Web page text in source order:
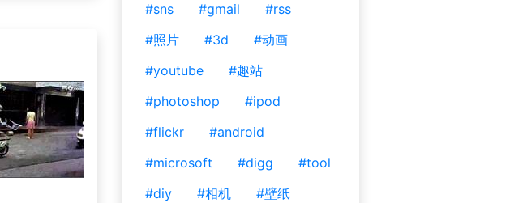
#sns
#gmail
#rss
#照片
#3d
#动画
#youtube
#趣站
#photoshop
#ipod
#flickr
#android
#microsoft
#digg
#tool
#diy
#相机
#壁纸